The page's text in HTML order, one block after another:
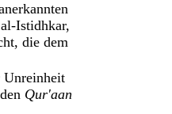
Istidhkar,
die dem
Unreinheit
Qur'aan